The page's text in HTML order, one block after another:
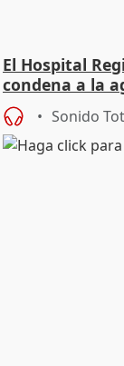
El Hospital
condena a la
Urgencias
Sonido